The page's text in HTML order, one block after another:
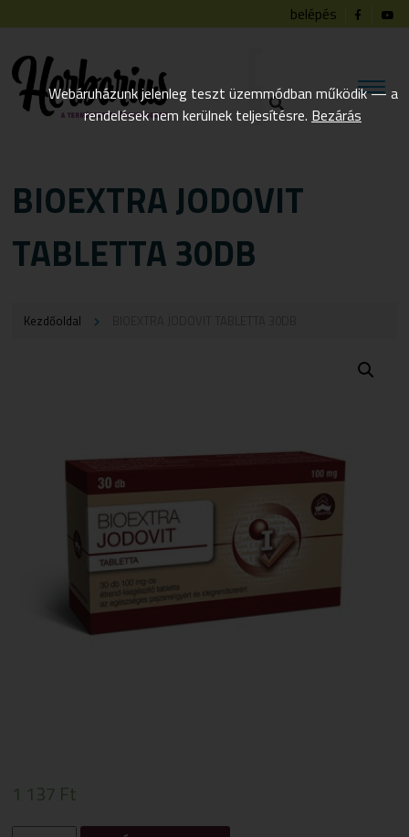
belépés
BIOEXTRA JODOVIT
TABLETTA 30DB
Kezdőoldal
1 137 Ft
Webáruházunk jelenleg teszt üzemmódban működik — a
rendelések nem kerülnek teljesítésre. Bezárás